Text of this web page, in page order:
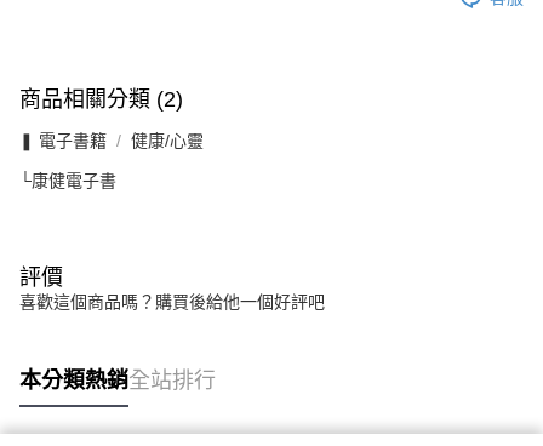
商品相關分類 (2)
❚ 電子書籍 健康/心靈
└康健電子書
評價
喜歡這個商品嗎？購買後給他一個好評吧
本分類熱銷全站排行